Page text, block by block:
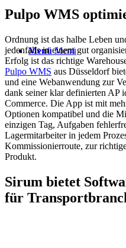
Menü Menü
Pulpo WMS
Ordnung ist das halbe Leben
jedenfalls in einem gut
Erfolg ist das richtige
Pulpo WMS aus Düsseldorf
und eine Webanwendung zur
dank seiner klar definierten AP
Commerce. Die App ist mit
Optionen kompatibel und die
einzigen Tag, Aufgaben
Lagermitarbeiter in jedem
Kommissionierroute, zur
Produkt.
Sirum bietet
für